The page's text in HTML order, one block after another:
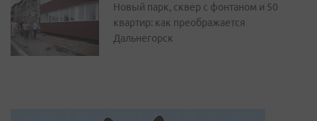
Новый парк, сквер с фонтаном и 50
квартир: как преображается
Дальнегорск